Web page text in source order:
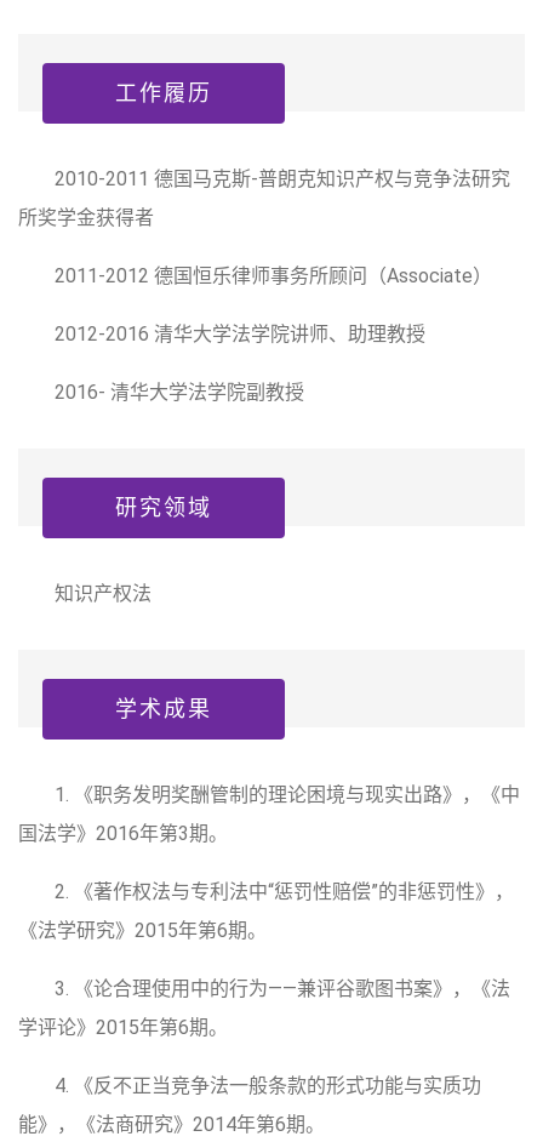
工作履历
2010-2011 德国马克斯-普朗克知识产权与竞争法研究
所奖学金获得者
2011-2012 德国恒乐律师事务所顾问（Associate）
2012-2016 清华大学法学院讲师、助理教授
2016- 清华大学法学院副教授
研究领域
知识产权法
学术成果
1. 《职务发明奖酬管制的理论困境与现实出路》，《中
国法学》2016年第3期。
2. 《著作权法与专利法中“惩罚性赔偿”的非惩罚性》，
《法学研究》2015年第6期。
3. 《论合理使用中的行为——兼评谷歌图书案》，《法
学评论》2015年第6期。
4. 《反不正当竞争法一般条款的形式功能与实质功
能》，《法商研究》2014年第6期。